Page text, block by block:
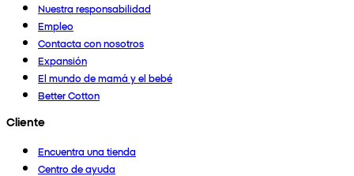
Nuestra responsabilidad
Empleo
Contacta con nosotros
Expansión
El mundo de mamá y el bebé
Better Cotton
Cliente
Encuentra una tienda
Centro de ayuda